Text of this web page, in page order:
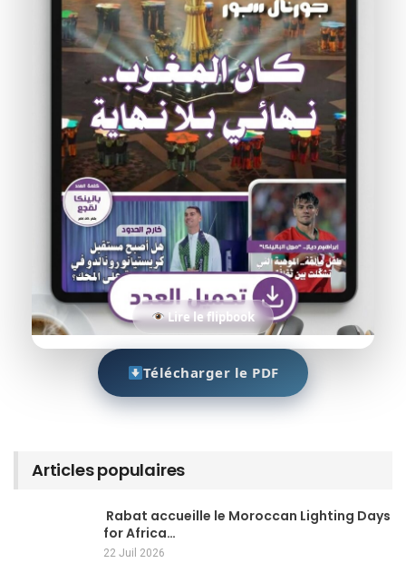
Lire le flipbook
Télécharger le PDF
Articles populaires
Rabat accueille le Moroccan Lighting Days
for Africa…
22 Juil 2026